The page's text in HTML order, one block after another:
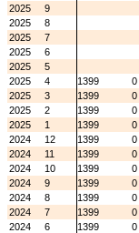
2025
9
2025
8
2025
7
2025
6
2025
5
2025
4 1399
0
2025
3 1399
0
2025
2 1399
0
2025
1 1399
0
2024
12 1399
0
2024
11 1399
0
2024
10 1399
0
2024
9 1399
0
2024
8 1399
0
2024
7 1399
0
2024
6 1399
0